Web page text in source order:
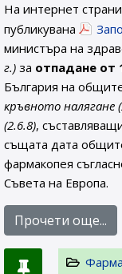
На интернет
публикувана
министъра на
г.) за отпадане от
България на
кръвното налягане
(2.6.8),
същата дата
фармакопея
Съвета на Европа.
Прочети още...